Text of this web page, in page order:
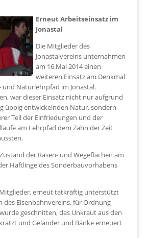
Erneut Arbeitseinsatz im
Jonastal
Die Mitglieder des
Jonastalvereins unternahmen
am 16.Mai 2014 einen
weiteren Einsatz am Denkmal
und Naturlehrpfad im Jonastal.
war dieser Einsatz nicht nur aufgrund
üppig entwickelnden Natur, sondern
Teil der Einfriedungen und der
am Lehrpfad dem Zahn der Zeit
der Rasen- und Wegeflächen am
Häftlinge des Sonderbauvorhabens
erneut tatkräftig unterstützt
des Eisenbahnvereins, für Ordnung
geschnitten, das Unkraut aus den
und Geländer und Bänke erneuert